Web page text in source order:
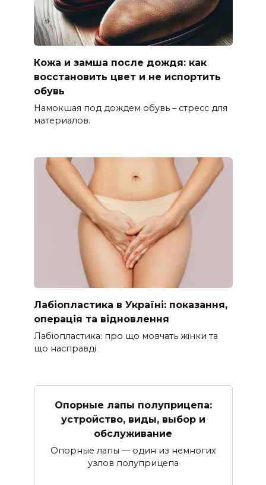
Кожа и замша после дождя: как
восстановить цвет и не испортить
обувь
Намокшая под дождем обувь – стресс для
материалов.
Лабіопластика в Україні: показання,
операція та відновлення
Лабіопластика: про що мовчать жінки та
що насправді
Опорные лапы полуприцепа:
устройство, виды, выбор и
обслуживание
Опорные лапы — один из немногих
узлов полуприцепа